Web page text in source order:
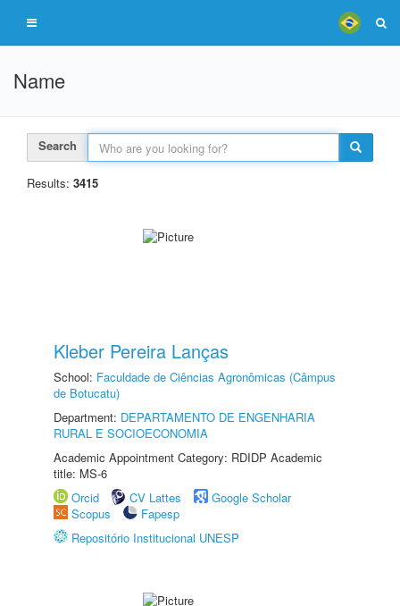
Name
Search
Results: 3415
Kleber Pereira Lanças
School: Faculdade de Ciências Agronômicas (Câmpus
de Botucatu)
Department: DEPARTAMENTO DE ENGENHARIA
RURAL E SOCIOECONOMIA
Academic Appointment Category: RDIDP Academic
title: MS-6
Orcid
CV Lattes
Google Scholar
Scopus
Fapesp
Repositório Institucional UNESP